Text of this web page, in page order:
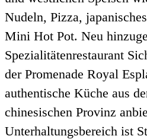
Nudeln, Pizza,
Mini Hot Pot. Neu
Spezialitätenrestaurant
der Promenade Royal
authentische Küche aus
chinesischen Provinz
Unterhaltungsbereich ist